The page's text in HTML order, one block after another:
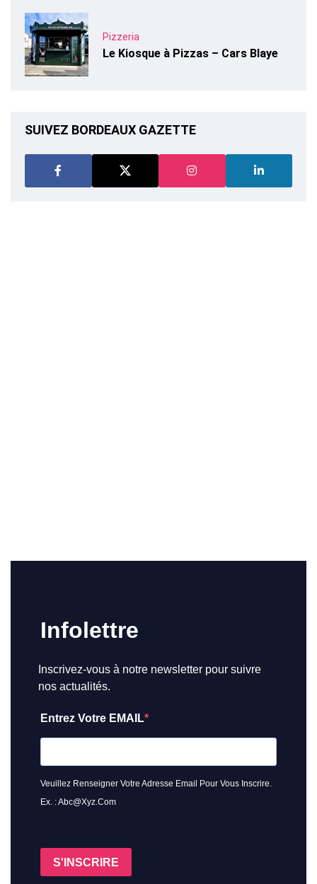
Pizzeria
Le Kiosque à Pizzas – Cars Blaye
SUIVEZ BORDEAUX GAZETTE
Infolettre
Inscrivez-vous à notre newsletter pour suivre
nos actualités.
Entrez Votre EMAIL
Veuillez Renseigner Votre Adresse Email Pour Vous Inscrire.
Ex. : Abc@xyz.com
S'INSCRIRE